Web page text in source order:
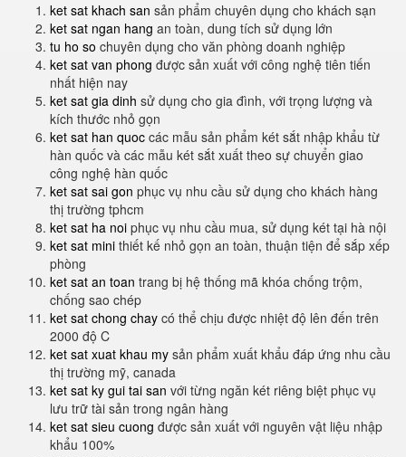
ket sat khach san sản phẩm chuyên dụng cho khách sạn
ket sat ngan hang an toàn, dung tích sử dụng lớn
tu ho so chuyên dụng cho văn phòng doanh nghiệp
ket sat van phong được sản xuất với công nghệ tiên tiến
nhất hiện nay
ket sat gia dinh sử dụng cho gia đình, với trọng lượng và
kích thước nhỏ gọn
ket sat han quoc các mẫu sản phẩm két sắt nhập khẩu từ
hàn quốc và các mẫu két sắt xuất theo sự chuyển giao
công nghệ hàn quốc
ket sat sai gon phục vụ nhu cầu sử dụng cho khách hàng
thị trường tphcm
ket sat ha noi phục vụ nhu cầu mua, sử dụng két tại hà nội
ket sat mini thiết kế nhỏ gọn an toàn, thuận tiện để sắp xếp
phòng
ket sat an toan trang bị hệ thống mã khóa chống trộm,
chống sao chép
ket sat chong chay có thể chịu được nhiệt độ lên đến trên
2000 độ C
ket sat xuat khau my sản phẩm xuất khẩu đáp ứng nhu cầu
thị trường mỹ, canada
ket sat ky gui tai san với từng ngăn két riêng biệt phục vụ
lưu trữ tài sản trong ngân hàng
ket sat sieu cuong được sản xuất với nguyên vật liệu nhập
khẩu 100%